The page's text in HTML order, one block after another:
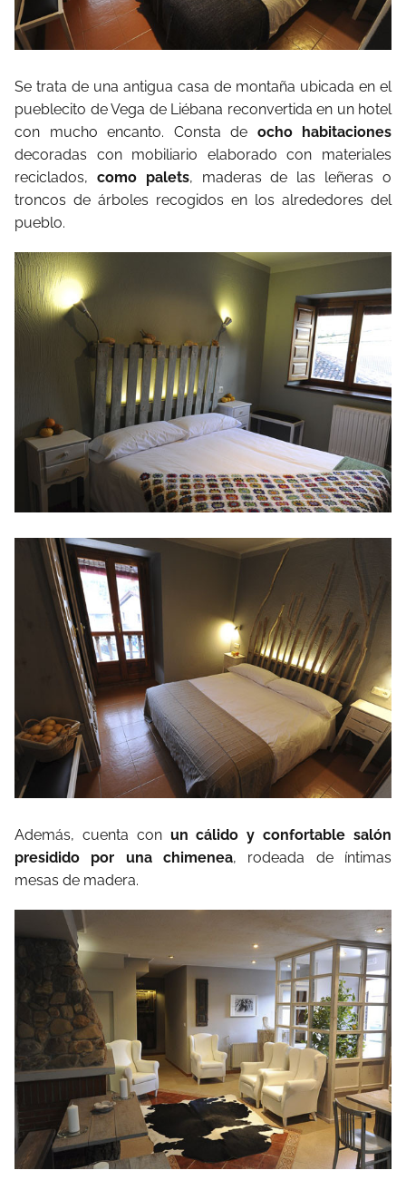
Se trata de una antigua casa de montaña ubicada en el
pueblecito de Vega de Liébana reconvertida en un hotel
con mucho encanto. Consta de ocho habitaciones
decoradas con mobiliario elaborado con materiales
reciclados, como palets, maderas de las leñeras o
troncos de árboles recogidos en los alrededores del
pueblo.
Además, cuenta conun cálido y confortable salón
presidido por una chimenea, rodeada de íntimas
mesas de madera.